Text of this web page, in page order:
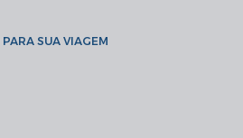
SUA VIAGEM